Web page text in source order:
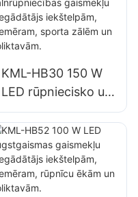
apgaismojumam
rūpnīcās,
noliktavās utt.
KML-HB30 150 W
LED rūpniecisko un
kalnrūpniecības
gaismekļu
piegādātājs
iekštelpām,
piemēram, sporta